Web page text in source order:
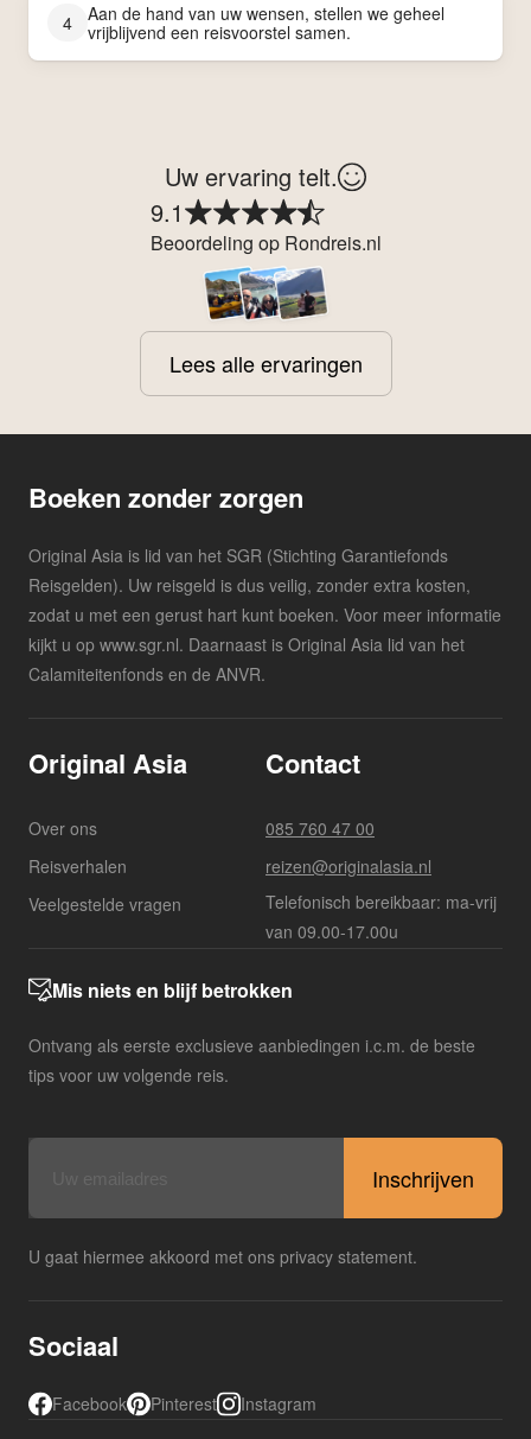
4
Aan de hand van uw wensen, stellen we geheel
vrijblijvend een reisvoorstel samen.
Uw ervaring telt.
9.1
Beoordeling op Rondreis.nl
Lees alle ervaringen
Boeken zonder zorgen
Original Asia is lid van het SGR (Stichting Garantiefonds
Reisgelden). Uw reisgeld is dus veilig, zonder extra kosten,
zodat u met een gerust hart kunt boeken. Voor meer informatie
kijkt u op www.sgr.nl. Daarnaast is Original Asia lid van het
Calamiteitenfonds en de ANVR.
Original Asia
Over ons
Reisverhalen
Veelgestelde vragen
Contact
085 760 47 00
reizen@originalasia.nl
Telefonisch bereikbaar: ma-vrij
van 09.00-17.00u
Mis niets en blijf betrokken
Ontvang als eerste exclusieve aanbiedingen i.c.m. de beste
tips voor uw volgende reis.
U gaat hiermee akkoord met ons privacy statement.
Sociaal
Facebook Pinterest Instagram